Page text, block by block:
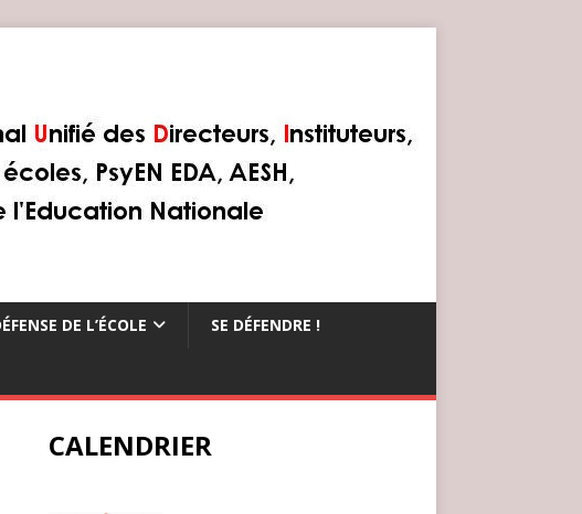
DE L’ÉCOLE SE DÉFENDRE !
CALENDRIER